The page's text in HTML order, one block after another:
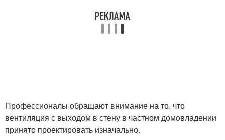
Профессионалы обращают внимание на то, что
вентиляция с выходом в стену в частном домовладении
принято проектировать изначально.